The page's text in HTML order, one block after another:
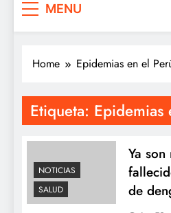
MENU
Home Epidemias en el
Etiqueta: Epidemias
NOTICIAS
SALUD
Ya
de